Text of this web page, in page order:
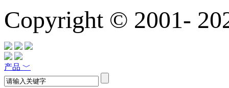
Copyright © 2001-
产品 ﹀